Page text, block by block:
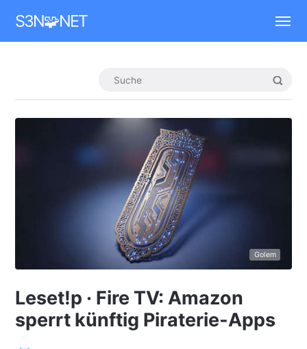
S3N🧩NET
Golem
Leset!p · Fire TV: Amazon
sperrt künftig Piraterie-Apps